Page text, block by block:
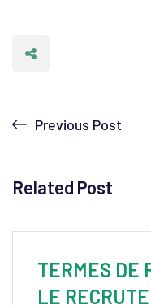
Previous Post
Related Post
TERMES DE
LE